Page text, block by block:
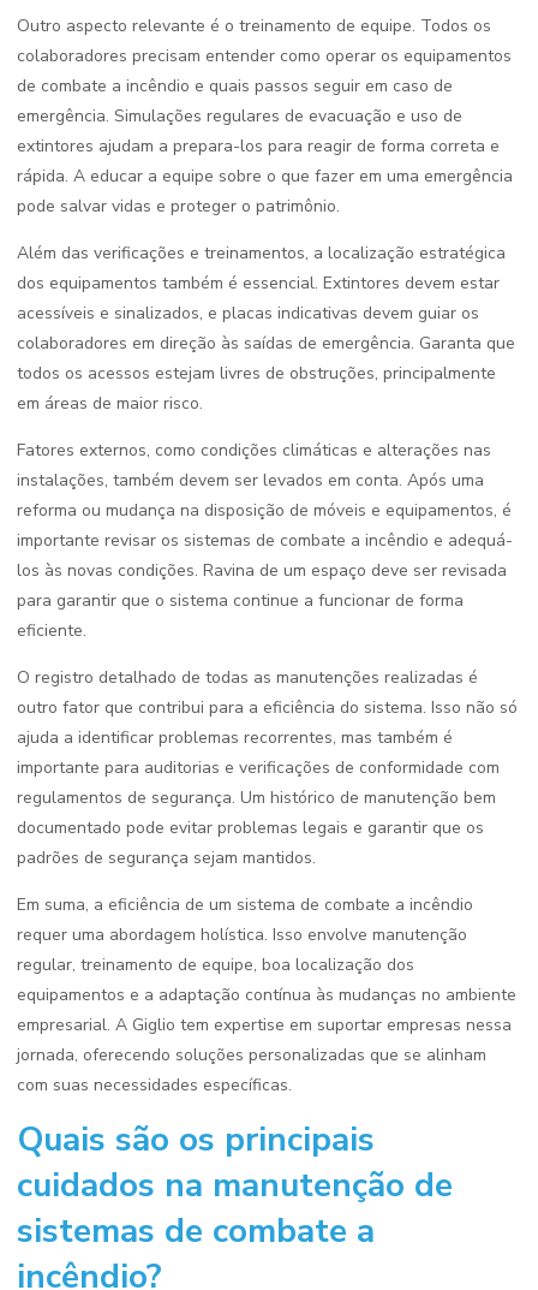
Outro aspecto relevante é o treinamento de equipe. Todos os
colaboradores precisam entender como operar os equipamentos
de combate a incêndio e quais passos seguir em caso de
emergência. Simulações regulares de evacuação e uso de
extintores ajudam a prepara-los para reagir de forma correta e
rápida. A educar a equipe sobre o que fazer em uma emergência
pode salvar vidas e proteger o patrimônio.
Além das verificações e treinamentos, a localização estratégica
dos equipamentos também é essencial. Extintores devem estar
acessíveis e sinalizados, e placas indicativas devem guiar os
colaboradores em direção às saídas de emergência. Garanta que
todos os acessos estejam livres de obstruções, principalmente
em áreas de maior risco.
Fatores externos, como condições climáticas e alterações nas
instalações, também devem ser levados em conta. Após uma
reforma ou mudança na disposição de móveis e equipamentos, é
importante revisar os sistemas de combate a incêndio e adequá-
los às novas condições. Ravina de um espaço deve ser revisada
para garantir que o sistema continue a funcionar de forma
eficiente.
O registro detalhado de todas as manutenções realizadas é
outro fator que contribui para a eficiência do sistema. Isso não só
ajuda a identificar problemas recorrentes, mas também é
importante para auditorias e verificações de conformidade com
regulamentos de segurança. Um histórico de manutenção bem
documentado pode evitar problemas legais e garantir que os
padrões de segurança sejam mantidos.
Em suma, a eficiência de um sistema de combate a incêndio
requer uma abordagem holística. Isso envolve manutenção
regular, treinamento de equipe, boa localização dos
equipamentos e a adaptação contínua às mudanças no ambiente
empresarial. A Giglio tem expertise em suportar empresas nessa
jornada, oferecendo soluções personalizadas que se alinham
com suas necessidades específicas.
Quais são os principais
cuidados na manutenção de
sistemas de combate a
incêndio?